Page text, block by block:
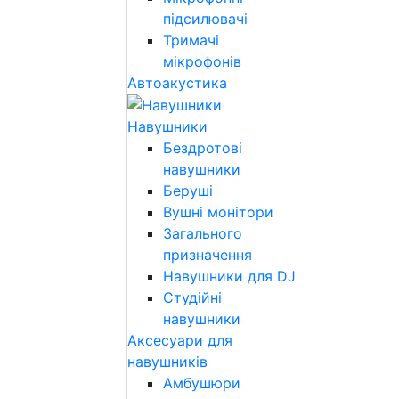
підсилювачі
Тримачі
мікрофонів
Автоакустика
Навушники
Бездротові
навушники
Беруші
Вушні монітори
Загального
призначення
Навушники для DJ
Студійні
навушники
Аксесуари для
навушників
Амбушюри